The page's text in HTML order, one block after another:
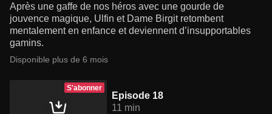
Après une gaffe de nos héros avec une gourde de
jouvence magique, Ulfin et Dame Birgit retombent
mentalement en enfance et deviennent d’insupportables
gamins.
Disponible plus de 6 mois
S'abonner
Episode 18
11 min